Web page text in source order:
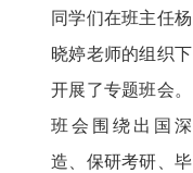
同学们在班主任杨
晓婷老师的组织下
开展了专题班会。
班会围绕出国深
造、保研考研、毕